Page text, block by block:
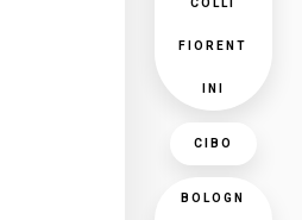
COLLI
FIORENT
INI
CIBO
BOLOGN